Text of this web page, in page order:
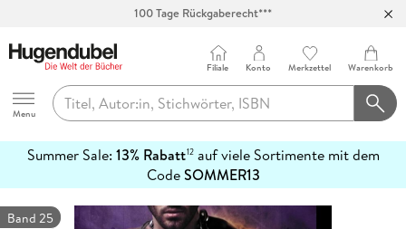
100 Tage Rückgaberecht***
Hugendubel
Menu
Filiale Konto Merkzettel Warenkorb
Summer Sale: 13% Rabatt12auf viele Sortimente mit dem
CodeSOMMER13
erfahren
Band 25